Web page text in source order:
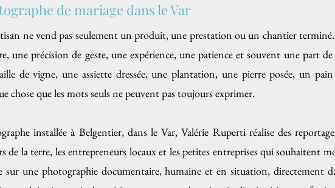
de mariage dans le Var
ne vend pas seulement un produit, une prestation ou un chantier
une précision de geste, une expérience, une patience et souvent une part
de vigne, une assiette dressée, une plantation, une pierre posée, un
chose que les mots seuls ne peuvent pas toujours exprimer.
installée à Belgentier, dans le Var, Valérie Ruperti réalise des
de la terre, les entrepreneurs locaux et les petites entreprises qui souhaitent
sur une photographie documentaire, humaine et en situation, directement